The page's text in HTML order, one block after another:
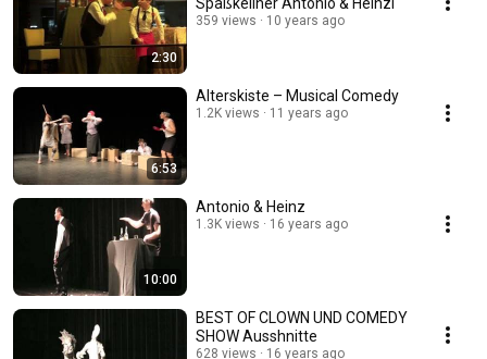
2:30
359 views 10 years ago
6:53
Alterskiste – Musical Comedy
1.2K views 11 years ago
10:00
Antonio & Heinz
1.3K views 16 years ago
BEST OF CLOWN UND COMEDY
SHOW Ausshnitte
628 views 16 years ago